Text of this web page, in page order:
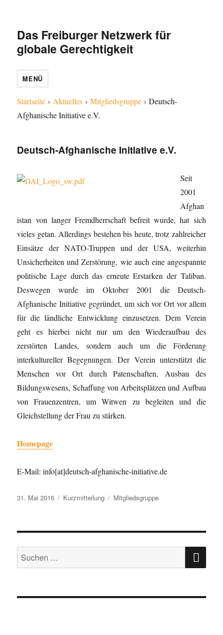
Das Freiburger Netzwerk für
globale Gerechtigkeit
MENÜ
Startseite › Aktuelles ›Mitgliedsgruppe ›Deutsch-
Afghanische Initiative e.V.
Deutsch-Afghanische Initiative e.V.
Seit
2001
Afghan
istan von langer Fremdherrschaft befreit wurde, hat sich
vieles getan. Allerdings bestehen bis heute, trotz zahlreicher
Einsätze der NATO-Truppen und der USA, weiterhin
Unsicherheiten und Zerstörung, wie auch eine angespannte
politische Lage durch das erneute Erstarken der Taliban.
Deswegen wurde im Oktober 2001 die Deutsch-
Afghanische Initiative gegründet, um sich vor Ort vor allem
für die ländliche Entwicklung einzusetzen. Dem Verein
geht es hierbei nicht nur um den Wiederaufbau des
zerstörten Landes, sondern auch um die Förderung
interkultureller Begegnungen. Der Verein unterstützt die
Menschen vor Ort durch Patenschaften, Ausbau des
Bildungswesens, Schaffung von Arbeitsplätzen und Aufbau
von Frauenzentren, um Witwen zu begleiten und die
Gleichstellung der Frau zu stärken.
Homepage
E-Mail: info[at]deutsch-afghanische-initiative.de
Veröffentlicht
31. Mai 2016 Format
Kurzmitteilung Kategorien
Mitgliedsgruppe
Suche
nach: